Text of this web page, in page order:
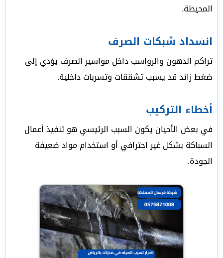
المحيطة.
انسداد شبكات الصرف
تراكم الدهون والرواسب داخل مواسير الصرف يؤدي إلى
ضغط زائد قد يسبب تشققات وتسربات داخلية.
أخطاء التركيب
في بعض الأحيان يكون السبب الرئيسي هو تنفيذ أعمال
السباكة بشكل غير احترافي أو استخدام مواد ضعيفة
الجودة.